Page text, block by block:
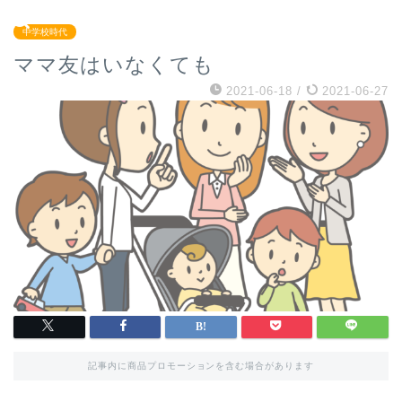
中学校時代
ママ友はいなくても
2021-06-18 / 2021-06-27
記事内に商品プロモーションを含む場合があります